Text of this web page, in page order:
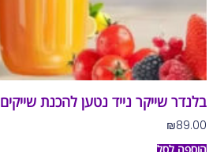
בלנדר שייקר נייד נטען להכנת שייקים 2 כוסות
₪89.00